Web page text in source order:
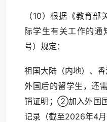
（10）根据《教育
际学生有关工作的
号）规定：
祖国大陆（内地）、
外国后的留学生，还
销证明；②加入外国
记录（截至2026年4月